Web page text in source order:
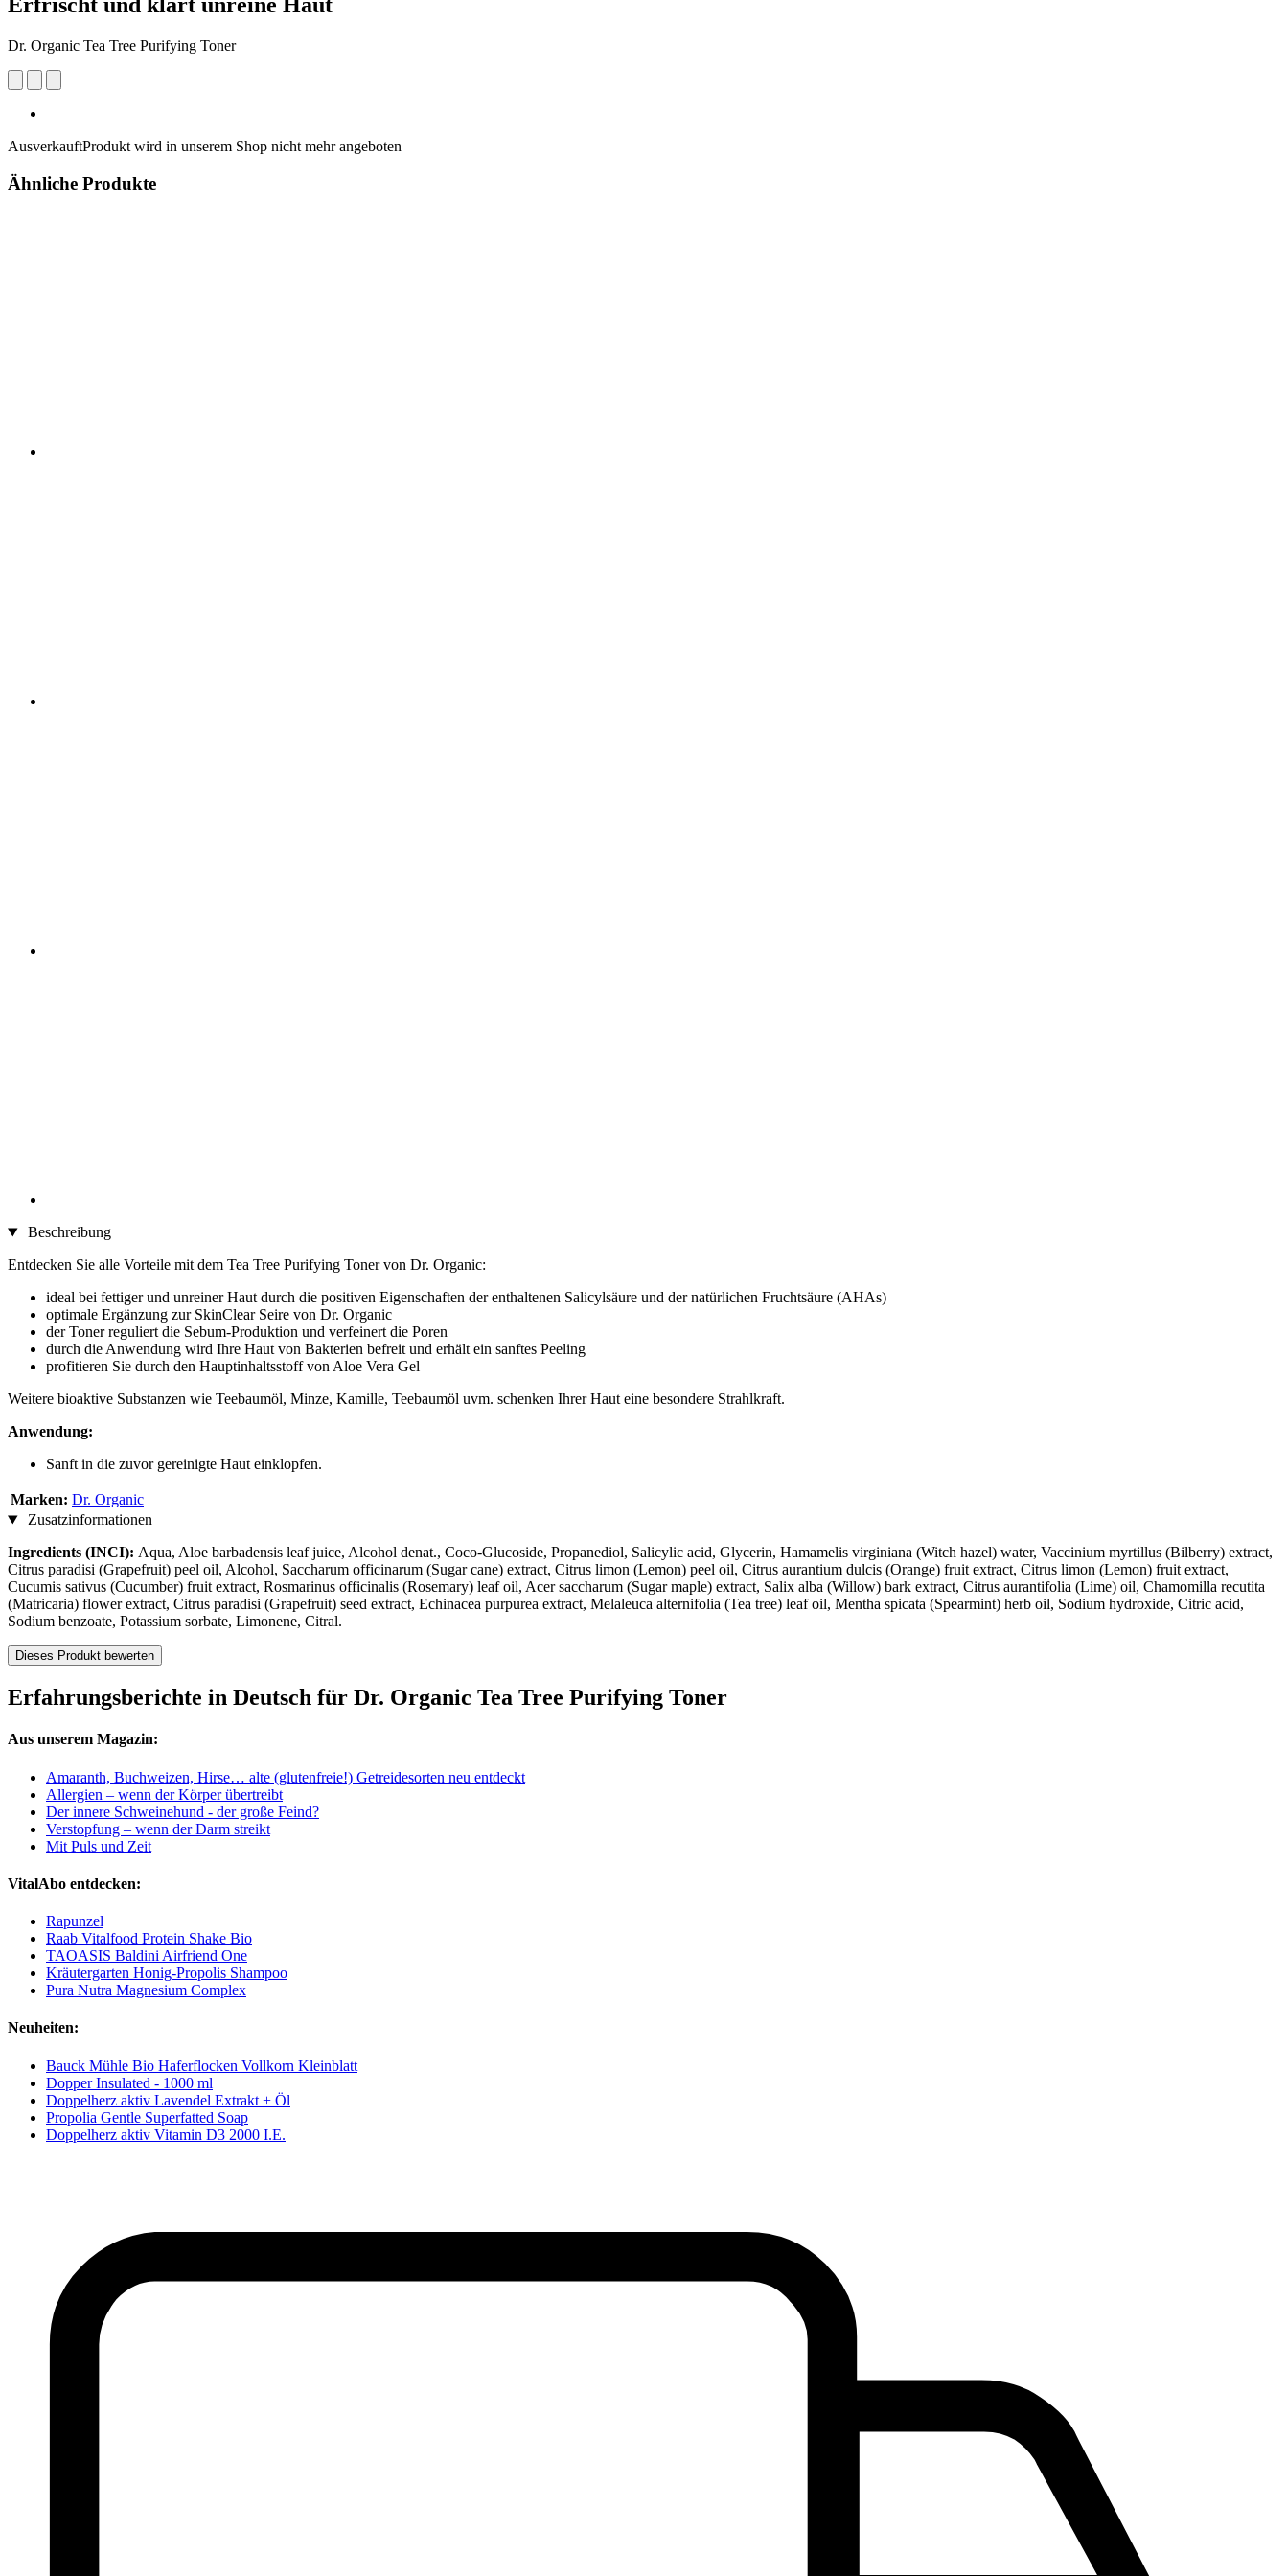
Dr. Organic Tea Tree Purifying Toner
AusverkauftProdukt wird in unserem Shop nicht mehr angeboten
Ähnliche Produkte
Beschreibung
Entdecken Sie alle Vorteile mit dem Tea Tree Purifying Toner von Dr. Organic:
ideal bei fettiger und unreiner Haut durch die positiven Eigenschaften der enthaltenen Salicylsäure und der natürlichen Fruchtsäure (AHAs)
optimale Ergänzung zur SkinClear Seire von Dr. Organic
der Toner reguliert die Sebum-Produktion und verfeinert die Poren
durch die Anwendung wird Ihre Haut von Bakterien befreit und erhält ein sanftes Peeling
profitieren Sie durch den Hauptinhaltsstoff von Aloe Vera Gel
Weitere bioaktive Substanzen wie Teebaumöl, Minze, Kamille, Teebaumöl uvm. schenken Ihrer Haut eine besondere Strahlkraft.
Anwendung:
Sanft in die zuvor gereinigte Haut einklopfen.
Marken: Dr. Organic
Zusatzinformationen
Ingredients (INCI): Aqua, Aloe barbadensis leaf juice, Alcohol denat., Coco-Glucoside, Propanediol, Salicylic acid, Glycerin, Hamamelis virginiana (Witch hazel) water, Vaccinium myrtillus (Bilberry) extract,
Citrus paradisi (Grapefruit) peel oil, Alcohol, Saccharum officinarum (Sugar cane) extract, Citrus limon (Lemon) peel oil, Citrus aurantium dulcis (Orange) fruit extract, Citrus limon (Lemon) fruit extract,
Cucumis sativus (Cucumber) fruit extract, Rosmarinus officinalis (Rosemary) leaf oil, Acer saccharum (Sugar maple) extract, Salix alba (Willow) bark extract, Citrus aurantifolia (Lime) oil, Chamomilla recutita
(Matricaria) flower extract, Citrus paradisi (Grapefruit) seed extract, Echinacea purpurea extract, Melaleuca alternifolia (Tea tree) leaf oil, Mentha spicata (Spearmint) herb oil, Sodium hydroxide, Citric acid,
Sodium benzoate, Potassium sorbate, Limonene, Citral.
Dieses Produkt bewerten
Erfahrungsberichte in Deutsch für Dr. Organic Tea Tree Purifying Toner
Aus unserem Magazin:
Amaranth, Buchweizen, Hirse… alte (glutenfreie!) Getreidesorten neu entdeckt
Allergien – wenn der Körper übertreibt
Der innere Schweinehund - der große Feind?
Verstopfung – wenn der Darm streikt
Mit Puls und Zeit
VitalAbo entdecken:
Rapunzel
Raab Vitalfood Protein Shake Bio
TAOASIS Baldini Airfriend One
Kräutergarten Honig-Propolis Shampoo
Pura Nutra Magnesium Complex
Neuheiten:
Bauck Mühle Bio Haferflocken Vollkorn Kleinblatt
Dopper Insulated - 1000 ml
Doppelherz aktiv Lavendel Extrakt + Öl
Propolia Gentle Superfatted Soap
Doppelherz aktiv Vitamin D3 2000 I.E.